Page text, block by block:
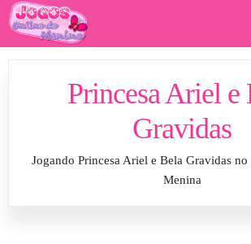
Princesa Ariel e
Gravidas
Jogando Princesa Ariel e Bela Gravidas
Menina